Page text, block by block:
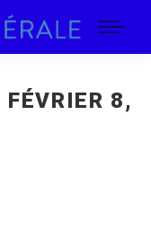
FÉVRIER 8,